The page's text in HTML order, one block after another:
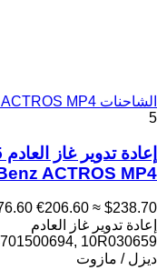
الشاحنات Mercedes-Benz ACTROS MP4
5
ACTROS MP4
€206.60 ≈ $238.70
إعادة تدوير غاز العادم
10R030659
ديزل / مازوت